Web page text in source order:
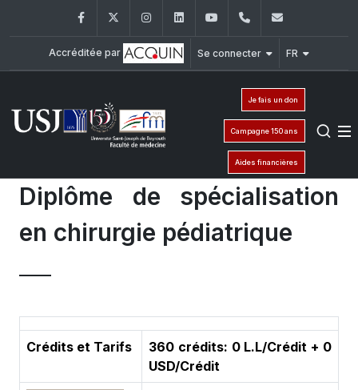
FacebookTwitter InstagramLinkedInYouTube+961 (1) 421 235
Accréditée par Se connecter FR
Je fais un don
Campagne 150 ans
Aides financières
Diplôme de spécialisation
en chirurgie pédiatrique
Crédits et Tarifs
360 crédits: 0 L.L/Crédit + 0
USD/Crédit